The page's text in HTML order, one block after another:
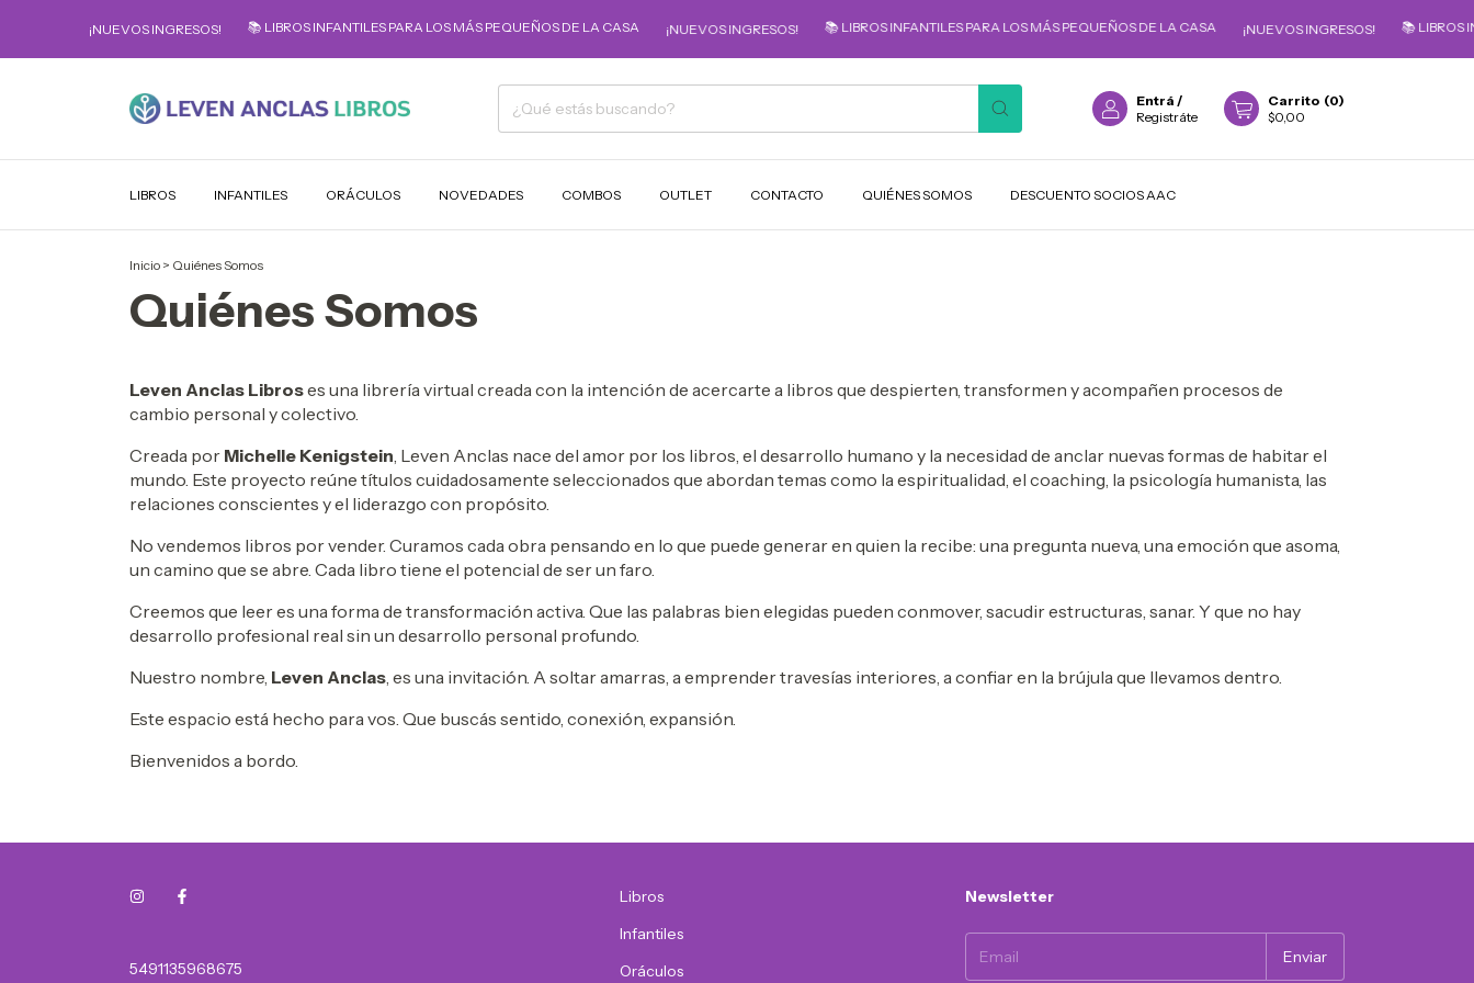
¡NUEVOS INGRESOS! 📚 LIBROS INFANTILES PARA LOS MÁS PEQUEÑOS DE LA CASA ¡NUEVOS INGRESOS! 📚 LIBROS INFANTILES PARA LOS MÁS PEQUEÑOS DE LA CASA ¡NUEVOS INGRESOS! 📚 LIBROS
Entrá /
Registráte
Carrito (0)
$0,00
LIBROS INFANTILES ORÁCULOS NOVEDADES COMBOS OUTLET CONTACTO QUIÉNES SOMOS DESCUENTO SOCIOS AAC
Inicio > Quiénes Somos
Quiénes Somos
Leven Anclas Libroses una librería virtual creada con la intención de acercarte a libros que despierten, transformen y acompañen procesos de
cambio personal y colectivo.
Creada por Michelle Kenigstein , Leven Anclas nace del amor por los libros, el desarrollo humano y la necesidad de anclar nuevas formas de habitar el
mundo. Este proyecto reúne títulos cuidadosamente seleccionados que abordan temas como la espiritualidad, el coaching, la psicología humanista, las
relaciones conscientes y el liderazgo con propósito.
No vendemos libros por vender. Curamos cada obra pensando en lo que puede generar en quien la recibe: una pregunta nueva, una emoción que asoma,
un camino que se abre. Cada libro tiene el potencial de ser un faro.
Creemos que leer es una forma de transformación activa. Que las palabras bien elegidas pueden conmover, sacudir estructuras, sanar. Y que no hay
desarrollo profesional real sin un desarrollo personal profundo.
Nuestro nombre, Leven Anclas , es una invitación. A soltar amarras, a emprender travesías interiores, a confiar en la brújula que llevamos dentro.
Este espacio está hecho para vos. Que buscás sentido, conexión, expansión.
Bienvenidos a bordo.
5491135968675
Libros
Infantiles
Oráculos
Newsletter